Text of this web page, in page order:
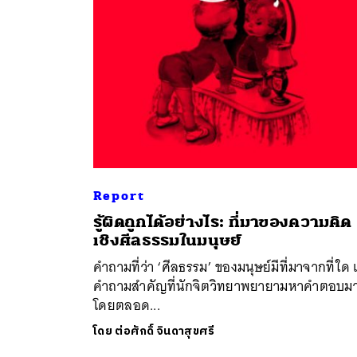
Report
รู้ผิดถูกได้อย่างไร: ที่มาของความคิด
เชิงศีลธรรมในมนุษย์
คำถามที่ว่า ‘ศีลธรรม’ ของมนุษย์มีที่มาจากที่ใด
คำถามสำคัญที่นักจิตวิทยาพยายามหาคำตอบม
โดยตลอด...
โดย ต่อศักดิ์ จินดาสุขศรี
ค้น